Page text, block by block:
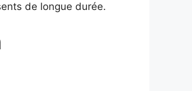
de longue durée.